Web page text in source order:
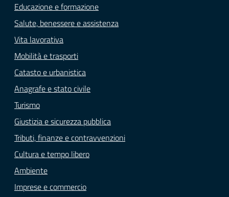
Educazione e formazione
Salute, benessere e assistenza
Vita lavorativa
Mobilità e trasporti
Catasto e urbanistica
Anagrafe e stato civile
Turismo
Giustizia e sicurezza pubblica
Tributi, finanze e contravvenzioni
Cultura e tempo libero
Ambiente
Imprese e commercio